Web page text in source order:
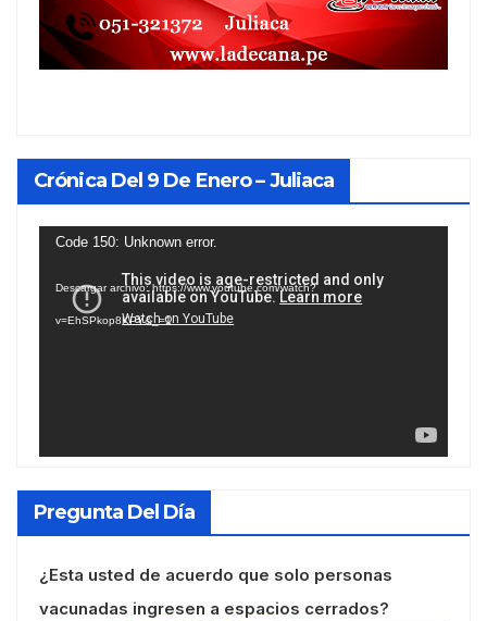
Crónica Del 9 De Enero – Juliaca
Reproductor
vídeo
Code 150: Unknown error.
Descargar archivo: https://www.youtube.com/watch?
v=EhSPkop8KPY&_=1
Pregunta Del Día
¿Esta usted de acuerdo que solo personas
vacunadas ingresen a espacios cerrados?